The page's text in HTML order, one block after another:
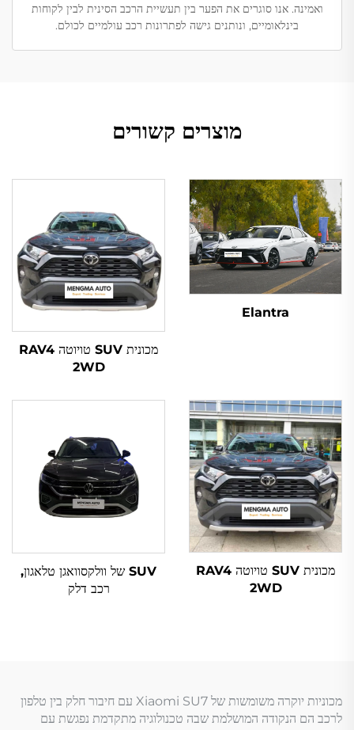
ואמינה. אנו סוגרים את הפער בין תעשיית הרכב הסינית לבין לקוחות
בינלאומיים, ונותנים גישה לפתרונות רכב עולמיים לכולם.
מוצרים קשורים
Elantra
מכונית SUV טויוטה RAV4
2WD
מכונית SUV טויוטה RAV4
2WD
SUV של וולקסוואגן טלאגון,
רכב דלק
מכוניות יוקרה משומשות של Xiaomi SU7 עם חיבור חלק בין טלפון
לרכב הם הנקודה המושלמת שבה טכנולוגיה מתקדמת נפגשת עם